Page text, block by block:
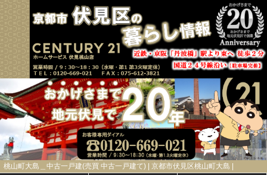
桃山町大島＿中古一戸建(売買 中古一戸建て) | 京都市伏見区桃山町大島 |